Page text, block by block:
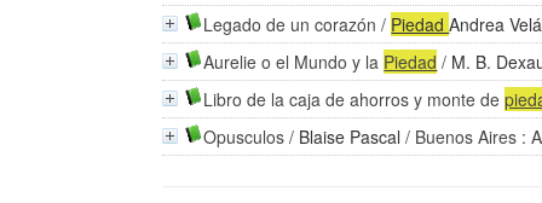
Legado de un corazón / PiedadAndrea
Aurelie o el Mundo y la Piedad / M. B.
Libro de la caja de ahorros y monte de
Opusculos / Blaise Pascal / Buenos Aires :